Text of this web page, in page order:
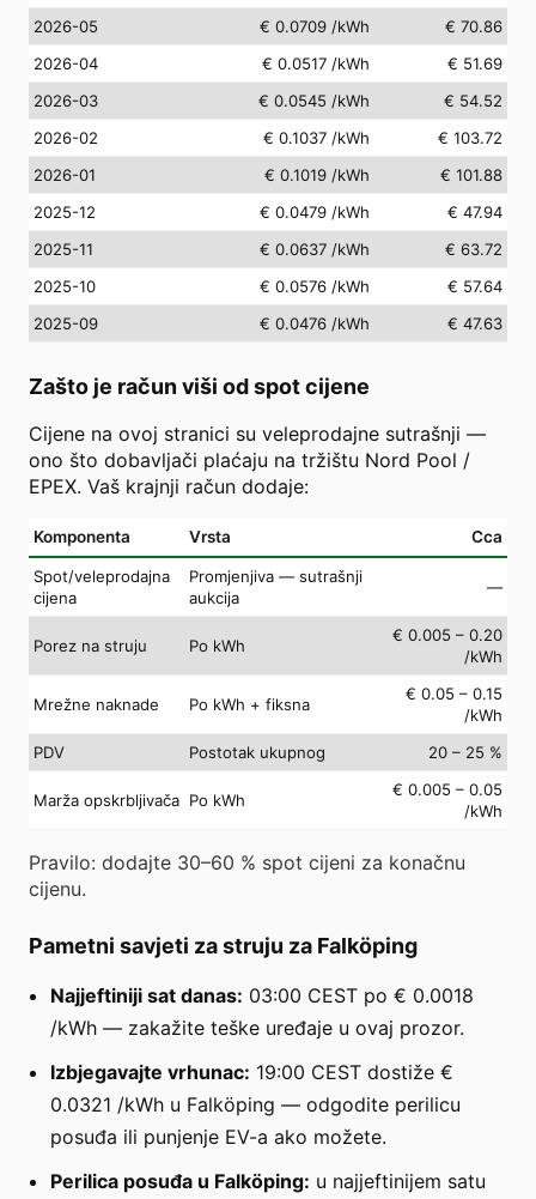
2026-05
€ 0.0709 /kWh
€ 70.86
2026-04
€ 0.0517 /kWh
€ 51.69
2026-03
€ 0.0545 /kWh
€ 54.52
2026-02
€ 0.1037 /kWh
€ 103.72
2026-01
€ 0.1019 /kWh
€ 101.88
2025-12
€ 0.0479 /kWh
€ 47.94
2025-11
€ 0.0637 /kWh
€ 63.72
2025-10
€ 0.0576 /kWh
€ 57.64
2025-09
€ 0.0476 /kWh € 47.63
Zašto je račun viši od spot cijene
Cijene na ovoj stranici su veleprodajne sutrašnji —
ono što dobavljači plaćaju na tržištu Nord Pool /
EPEX. Vaš krajnji račun dodaje:
Komponenta Vrsta Cca
Spot/veleprodajna
cijena
Promjenjiva — sutrašnji
aukcija
—
Porez na struju Po kWh
€ 0.005 – 0.20
/kWh
Mrežne naknade Po kWh + fiksna
€ 0.05 – 0.15
/kWh
PDV
Postotak ukupnog 20 – 25 %
Marža opskrbljivača Po kWh
€ 0.005 – 0.05
/kWh
Pravilo: dodajte 30–60 % spot cijeni za konačnu
cijenu.
Pametni savjeti za struju za Falköping
Najjeftiniji sat danas: 03:00 CEST po € 0.0018
/kWh — zakažite teške uređaje u ovaj prozor.
Izbjegavajte vrhunac: 19:00 CEST dostiže €
0.0321 /kWh u Falköping — odgodite perilicu
posuđa ili punjenje EV-a ako možete.
Perilica posuđa u Falköping: u najjeftinijem satu